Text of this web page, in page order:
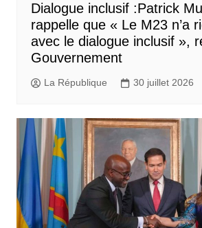
Dialogue inclusif :Patrick
rappelle que « Le M23 n’a
avec le dialogue inclusif »,
Gouvernement
La République 30 juillet 2026